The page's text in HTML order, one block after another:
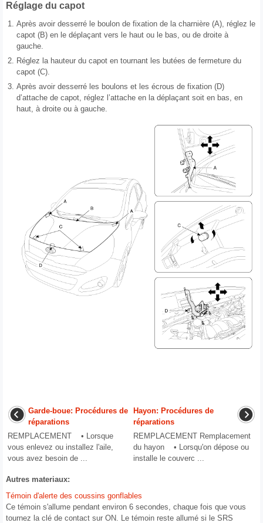
Réglage du capot
1. Après avoir desserré le boulon de fixation de la charnière (A), réglez le
capot (B) en le déplaçant vers le haut ou le bas, ou de droite à
gauche.
2. Réglez la hauteur du capot en tournant les butées de fermeture du
capot (C).
3. Après avoir desserré les boulons et les écrous de fixation (D)
d’attache de capot, réglez l’attache en la déplaçant soit en bas, en
haut, à droite ou à gauche.
Garde-boue: Procédures de
réparations
REMPLACEMENT • Lorsque
vous enlevez ou installez l'aile,
vous avez besoin de ...
Hayon: Procédures de
réparations
REMPLACEMENT Remplacement
du hayon • Lorsqu'on dépose ou
installe le couverc ...
Autres materiaux:
Témoin d'alerte des coussins gonflables
Ce témoin s'allume pendant environ 6 secondes, chaque fois que vous
tournez la clé de contact sur ON. Le témoin reste allumé si le SRS